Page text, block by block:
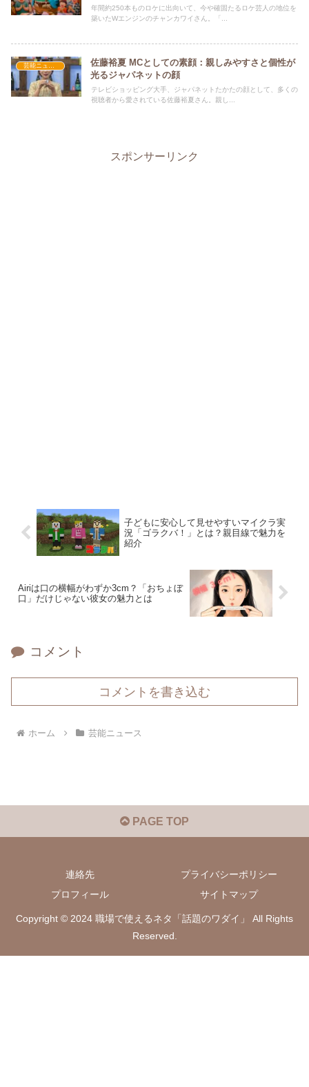
年間約250本ものロケに出向いて、今や確固たるロケ芸人の地位を
築いたWエンジンのチャンカワイさん。「...
芸能ニュース
佐藤裕夏 MCとしての素顔：親しみやすさと個性が
光るジャパネットの顔
テレビショッピング大手、ジャパネットたかたの顔として、多くの
視聴者から愛されている佐藤裕夏さん。親し...
スポンサーリンク
子どもに安心して見せやすいマイクラ実
況「ゴラクバ！」とは？親目線で魅力を
紹介
Airiは口の横幅がわずか3cm？「おちょぼ
口」だけじゃない彼女の魅力とは
コメント
コメントを書き込む
ホーム 芸能ニュース
PAGE TOP
連絡先
プライバシーポリシー
プロフィール
サイトマップ
Copyright © 2024 職場で使えるネタ「話題のワダイ」 All Rights
Reserved.